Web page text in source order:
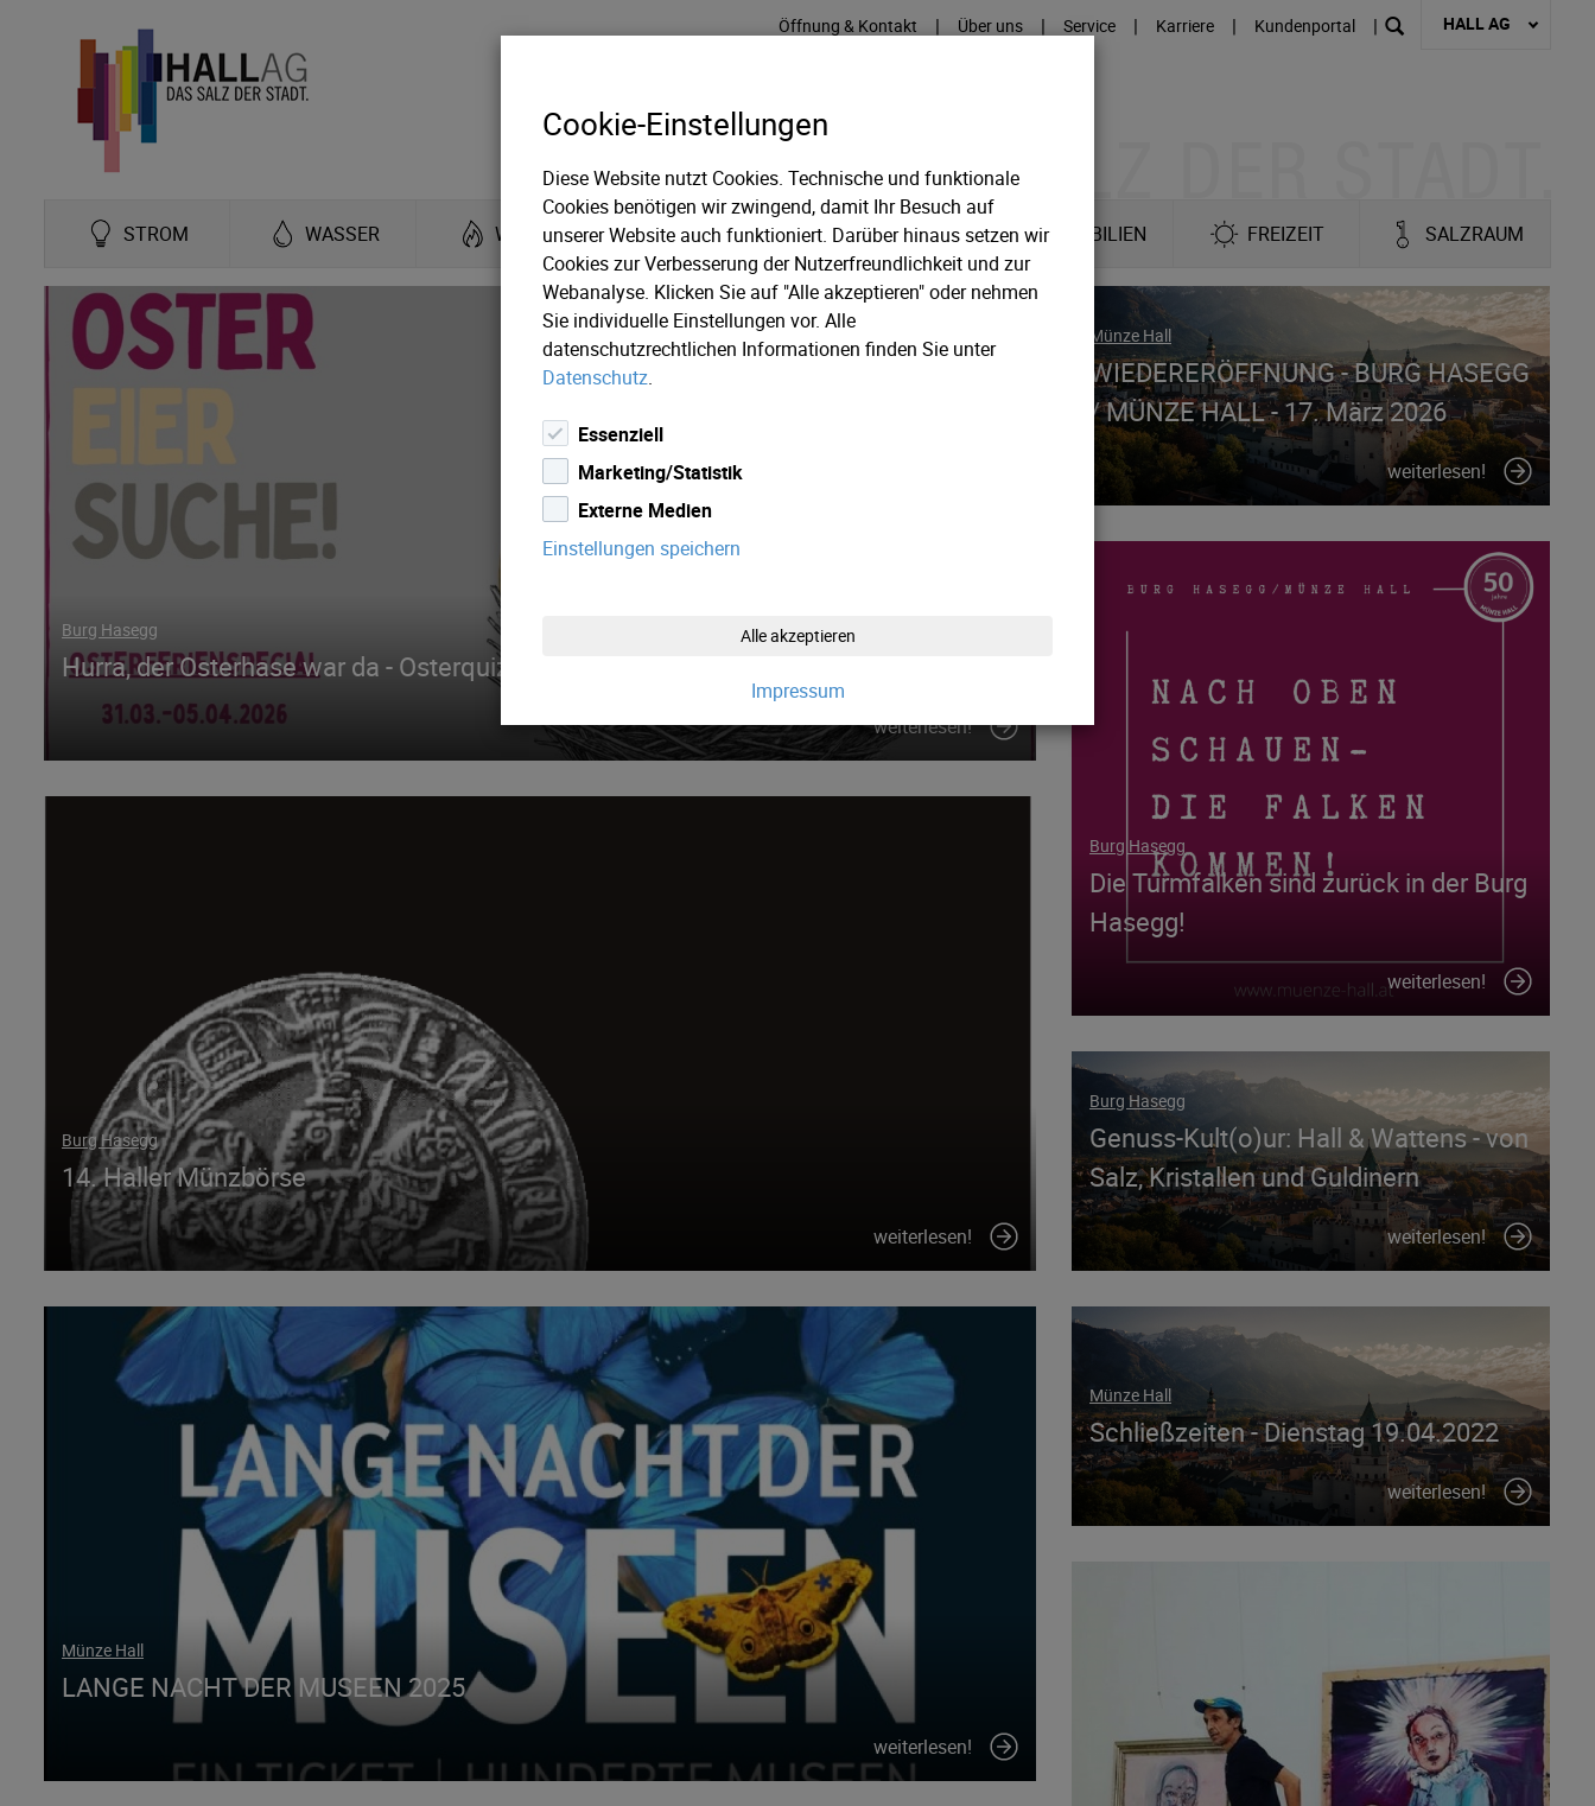
Öffnung & Kontakt | Über uns | Service | Karriere | Kundenportal | HALL AG
STROM WASSER WÄRME KÄLTE IT IMMOBILIEN FREIZEIT SALZRAUM
Burg Hasegg
Hurra, der Osterhase war da - Osterquiz in der Burg Hasegg/Münze Hall
weiterlesen!
Münze Hall
WIEDERERÖFFNUNG - BURG HASEGG
/ MÜNZE HALL - 17. März 2026
weiterlesen!
Burg Hasegg
14. Haller Münzbörse
weiterlesen!
Münze Hall
LANGE NACHT DER MUSEEN 2025
weiterlesen!
Burg Hasegg
Die Turmfalken sind zurück in der Burg
Hasegg!
weiterlesen!
Burg Hasegg
Genuss-Kult(o)ur: Hall & Wattens - von
Salz, Kristallen und Guldinern
weiterlesen!
Münze Hall
Schließzeiten - Dienstag 19.04.2022
weiterlesen!
Cookie-Einstellungen
Diese Website nutzt Cookies. Technische und funktionale
Cookies benötigen wir zwingend, damit Ihr Besuch auf
unserer Website auch funktioniert. Darüber hinaus setzen wir
Cookies zur Verbesserung der Nutzerfreundlichkeit und zur
Webanalyse. Klicken Sie auf "Alle akzeptieren" oder nehmen
Sie individuelle Einstellungen vor. Alle
datenschutzrechtlichen Informationen finden Sie unter
Datenschutz.
Essenziell
Marketing/Statistik
Externe Medien
Einstellungen speichern
Alle akzeptieren
Impressum